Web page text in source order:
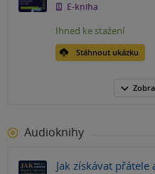
E-kniha
Stáhnout ukázku
Ihned ke stažení
Audioknihy
Jak získávat